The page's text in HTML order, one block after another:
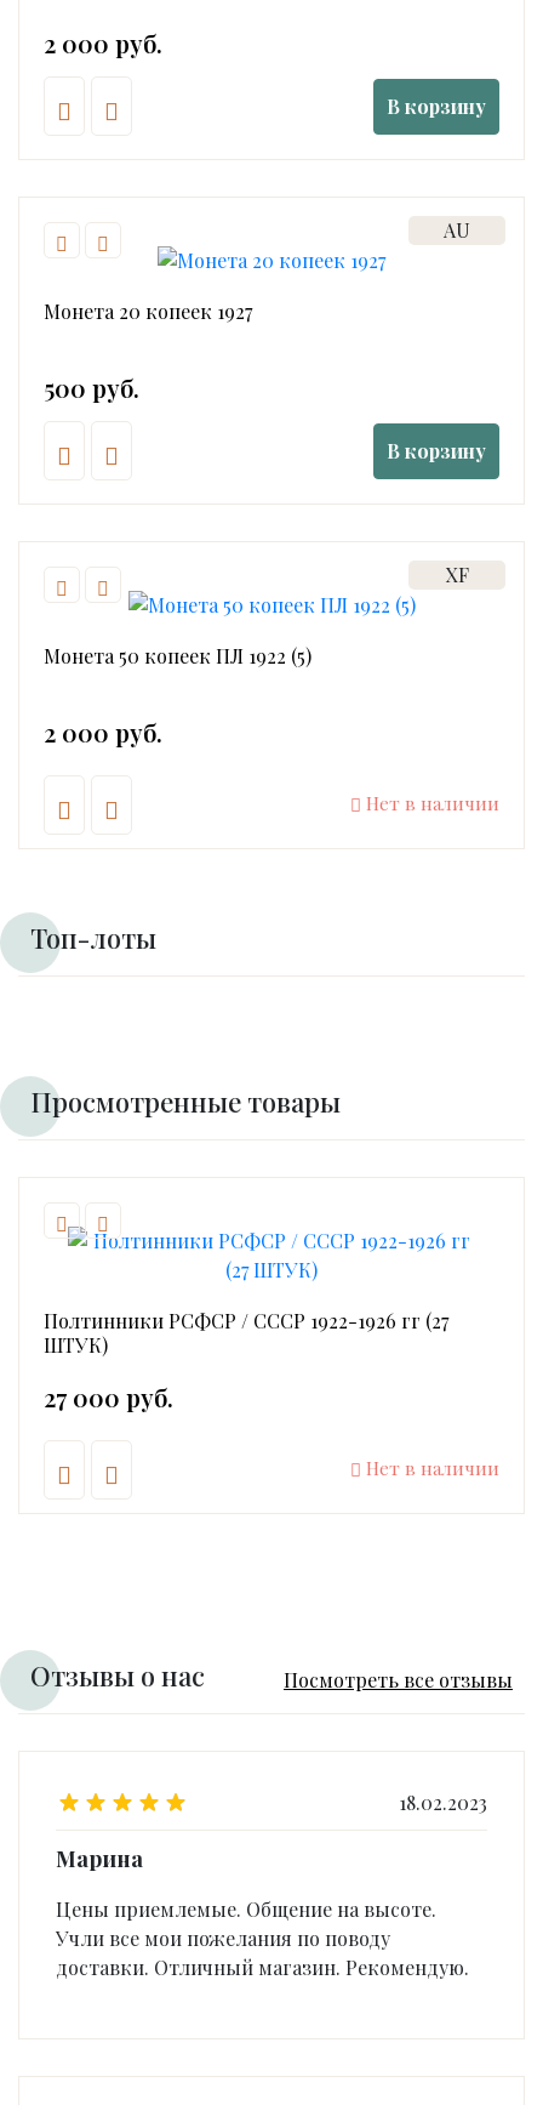
2 000 руб.
В корзину
AU
Монета 20 копеек 1927
500 руб.
В корзину
XF
Монета 50 копеек ПЛ 1922 (5)
2 000 руб.
Нет в наличии
Топ-лоты
Просмотренные товары
Полтинники РСФСР / СССР 1922-1926 гг (27
ШТУК)
27 000 руб.
Нет в наличии
Отзывы о нас Посмотреть все отзывы
18.02.2023
Марина
Цены приемлемые. Общение на высоте.
Учли все мои пожелания по поводу
доставки. Отличный магазин. Рекомендую.